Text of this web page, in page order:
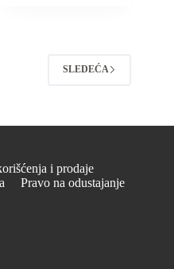
SLEDEĆA
i prodaje
Pravo na odustajanje